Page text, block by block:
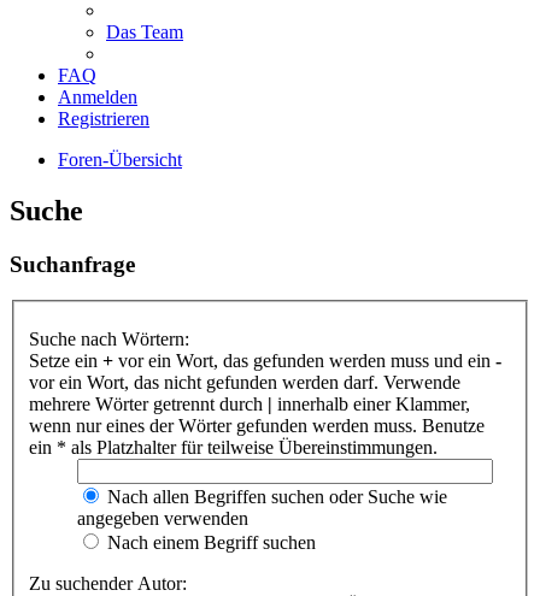
Das Team
FAQ
Anmelden
Registrieren
Foren-Übersicht
Suche
Suchanfrage
Suche nach Wörtern:
Setze ein + vor ein Wort, das gefunden werden muss und ein -
vor ein Wort, das nicht gefunden werden darf. Verwende
mehrere Wörter getrennt durch | innerhalb einer Klammer,
wenn nur eines der Wörter gefunden werden muss. Benutze
ein * als Platzhalter für teilweise Übereinstimmungen.
Nach allen Begriffen suchen oder Suche wie
angegeben verwenden
Nach einem Begriff suchen
Zu suchender Autor: